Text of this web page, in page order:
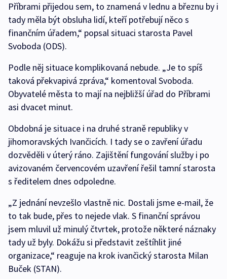
Příbrami přijedou sem, to znamená v lednu a březnu by i
tady měla být obsluha lidí, kteří potřebují něco s
finančním úřadem,“ popsal situaci starosta Pavel
Svoboda (ODS).
Podle něj situace komplikovaná nebude. „Je to spíš
taková překvapivá zpráva,“ komentoval Svoboda.
Obyvatelé města to mají na nejbližší úřad do Příbrami
asi dvacet minut.
Obdobná je situace i na druhé straně republiky v
jihomoravských Ivančicích. I tady se o zavření úřadu
dozvěděli v úterý ráno. Zajištění fungování služby i po
avizovaném červencovém uzavření řešil tamní starosta
s ředitelem dnes odpoledne.
„Z jednání nevzešlo vlastně nic. Dostali jsme e-mail, že
to tak bude, přes to nejede vlak. S finanční správou
jsem mluvil už minulý čtvrtek, protože některé náznaky
tady už byly. Dokážu si představit zeštíhlit jiné
organizace,“ reaguje na krok ivančický starosta Milan
Buček (STAN).